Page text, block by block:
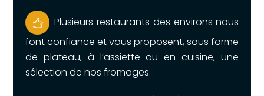
Plusieurs restaurants des environs nous
font confiance et vous proposent, sous forme
de plateau, à l’assiette ou en cuisine, une
sélection de nos fromages.